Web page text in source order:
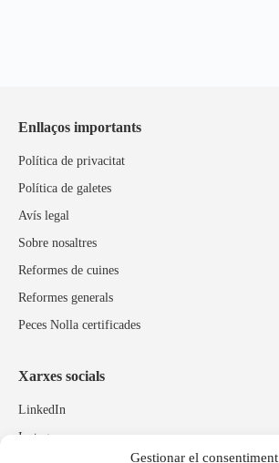
Gestionar el consentiment
Enllaços importants
Política de privacitat
Política de galetes
Avís legal
Sobre nosaltres
Reformes de cuines
Reformes generals
Peces Nolla certificades
Xarxes socials
LinkedIn
Instagram